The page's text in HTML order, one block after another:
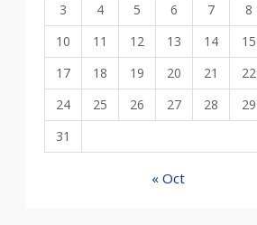
3
4 5 6 7 8
10
11 12 13 14 15
17
18 19 20 21 22
24
25 26 27 28 29
31
« Oct